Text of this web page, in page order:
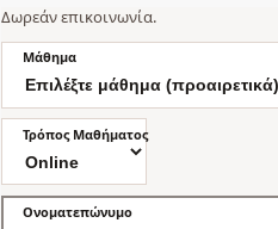
Δωρεάν επικοινωνία.
Μάθημα
Τρόπος Μαθήματος
Ονοματεπώνυμο